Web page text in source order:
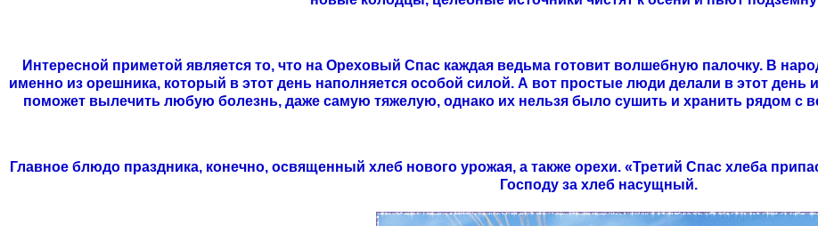
Интересной приметой является то, что на Ореховый Спас каждая ведьма готовит волшебную палочку. В
именно из орешника, который в этот день наполняется особой силой. А вот простые люди делали в этот день
поможет вылечить любую болезнь, даже самую тяжелую, однако их нельзя было сушить и хранить рядом с
Главное блюдо праздника, конечно, освященный хлеб нового урожая, а также орехи. «Третий Спас хлеба
Господу за хлеб насущный.